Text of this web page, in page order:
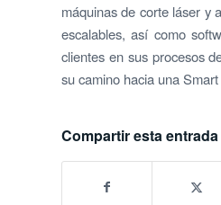
máquinas de corte láser y
escalables, así como
clientes en sus procesos
su camino hacia una Smart
Compartir esta entrada